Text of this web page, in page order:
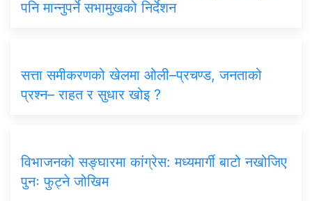
पनि मान्नुपर्ने सभामुखको निर्देशन
सत्ता समीकरणको खेलमा ओली–प्रचण्ड, जनताको
प्रश्न– राहत र सुधार खोइ ?
विभाजनको सङ्घारमा कांग्रेस: मध्यमार्गी बाटो नखोजिए
पुनः फुट्ने जोखिम